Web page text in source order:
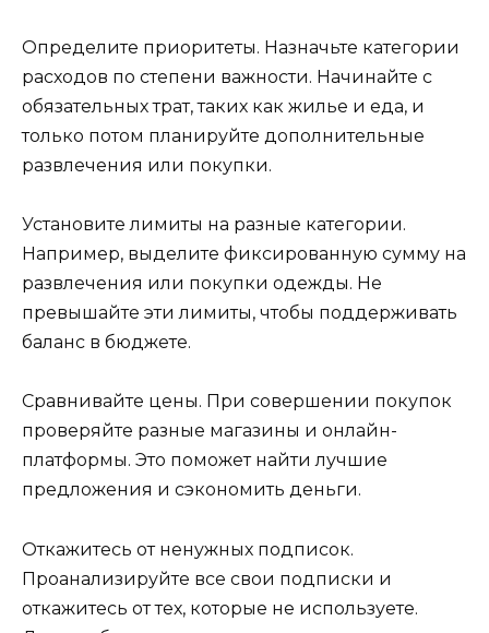
Определите приоритеты. Назначьте категории
расходов по степени важности. Начинайте с
обязательных трат, таких как жилье и еда, и
только потом планируйте дополнительные
развлечения или покупки.
Установите лимиты на разные категории.
Например, выделите фиксированную сумму на
развлечения или покупки одежды. Не
превышайте эти лимиты, чтобы поддерживать
баланс в бюджете.
Сравнивайте цены. При совершении покупок
проверяйте разные магазины и онлайн-
платформы. Это поможет найти лучшие
предложения и сэкономить деньги.
Откажитесь от ненужных подписок.
Проанализируйте все свои подписки и
откажитесь от тех, которые не используете.